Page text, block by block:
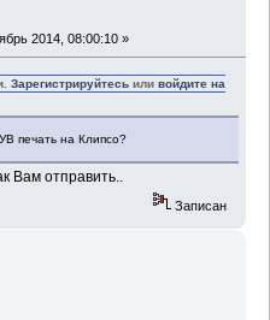
2014, 08:00:10 »
Зарегистрируйтесь иливойдите на
печать на Клипсо?
Вам отправить..
Записан